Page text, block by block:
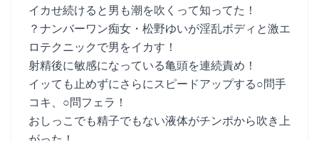
イカせ続けると男も潮を吹くって知ってた！
？ナンバーワン痴女・松野ゆいが淫乱ボディと激エ
ロテクニックで男をイカす！
射精後に敏感になっている亀頭を連続責め！
イッても止めずにさらにスピードアップする○問手
コキ、○問フェラ！
おしっこでも精子でもない液体がチンポから吹き上